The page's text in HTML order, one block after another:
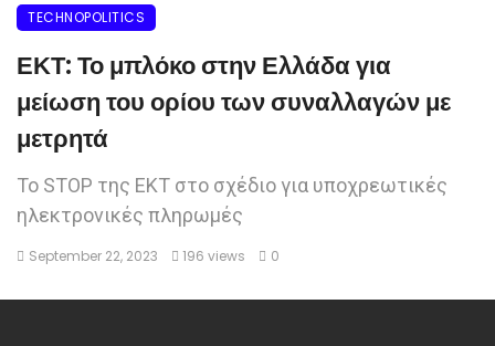
TECHNOPOLITICS
ΕΚΤ: Το μπλόκο στην Ελλάδα για
μείωση του ορίου των συναλλαγών με
μετρητά
Το STOP της ΕΚΤ στο σχέδιο για υποχρεωτικές
ηλεκτρονικές πληρωμές
September 22, 2023 196 views 0